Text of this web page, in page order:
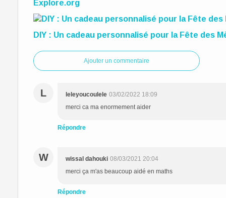
Explore.org
DIY : Un cadeau personnalisé pour la Fête des
Ajouter un commentaire
L leleyoucoulele 03/02/2022 18:09
merci ca ma enormement aider
Répondre
W wissal dahouki 08/03/2021 20:04
merci ça m'as beaucoup aidé en maths
Répondre